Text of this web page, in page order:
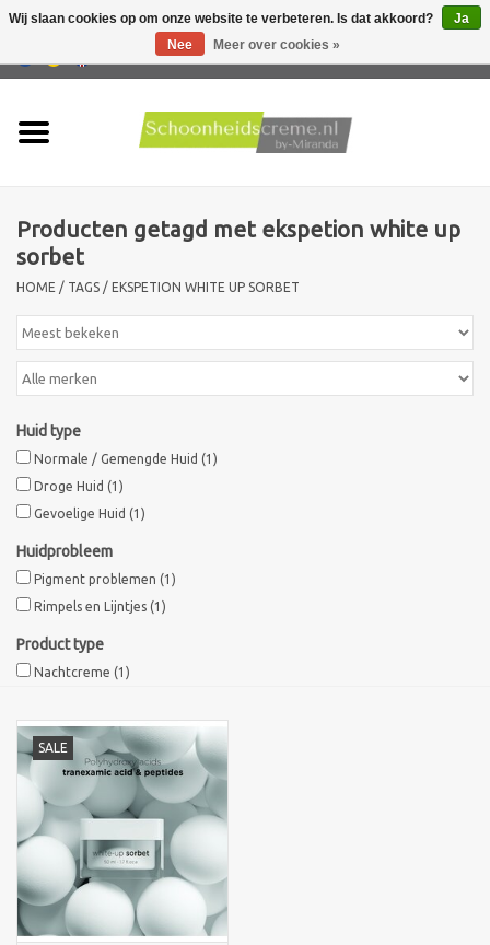
Producten
Huidproblemen
Mannen verzorging
Nieuw !!
Mila d'Opiz
Bernard cassiere
Pascaud
Fusion Meso
PCA SKINCARE
Ekseption Skincare
Producten getagd met ekspetion white up
sorbet
HOME / TAGS / EKSPETION WHITE UP SORBET
Huid type
Normale / Gemengde Huid (1)
Droge Huid (1)
Gevoelige Huid (1)
Huidprobleem
Pigment problemen (1)
Rimpels en Lijntjes (1)
Product type
Nachtcreme (1)
SALE
Wij slaan cookies op om onze website te verbeteren. Is dat akkoord?
Ja
Nee
Meer over cookies »